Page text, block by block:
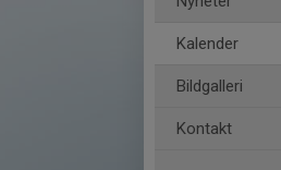
Kalender
Bildgalleri
Kontakt